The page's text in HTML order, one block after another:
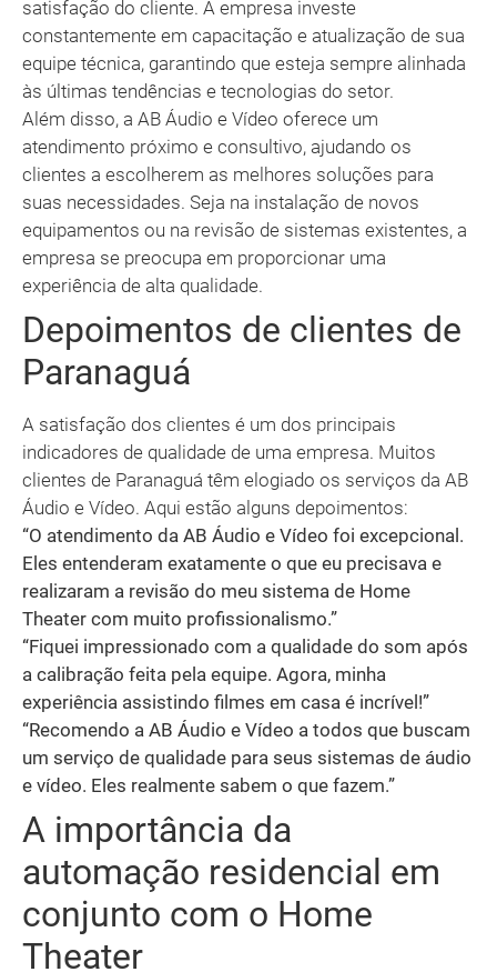
satisfação do cliente. A empresa investe
constantemente em capacitação e atualização de sua
equipe técnica, garantindo que esteja sempre alinhada
às últimas tendências e tecnologias do setor.
Além disso, a AB Áudio e Vídeo oferece um
atendimento próximo e consultivo, ajudando os
clientes a escolherem as melhores soluções para
suas necessidades. Seja na instalação de novos
equipamentos ou na revisão de sistemas existentes, a
empresa se preocupa em proporcionar uma
experiência de alta qualidade.
Depoimentos de clientes de
Paranaguá
A satisfação dos clientes é um dos principais
indicadores de qualidade de uma empresa. Muitos
clientes de Paranaguá têm elogiado os serviços da AB
Áudio e Vídeo. Aqui estão alguns depoimentos:
“O atendimento da AB Áudio e Vídeo foi excepcional.
Eles entenderam exatamente o que eu precisava e
realizaram a revisão do meu sistema de Home
Theater com muito profissionalismo.”
“Fiquei impressionado com a qualidade do som após
a calibração feita pela equipe. Agora, minha
experiência assistindo filmes em casa é incrível!”
“Recomendo a AB Áudio e Vídeo a todos que buscam
um serviço de qualidade para seus sistemas de áudio
e vídeo. Eles realmente sabem o que fazem.”
A importância da
automação residencial em
conjunto com o Home
Theater